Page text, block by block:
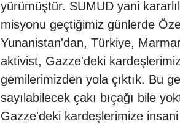
yürümüştür. SUMUD yani
misyonu geçtiğimiz günlerde
Yunanistan'dan, Türkiye,
aktivist, Gazze'deki
gemilerimizden yola çıktık. Bu
sayılabilecek çakı bıçağı bile
Gazze'deki kardeşlerimize